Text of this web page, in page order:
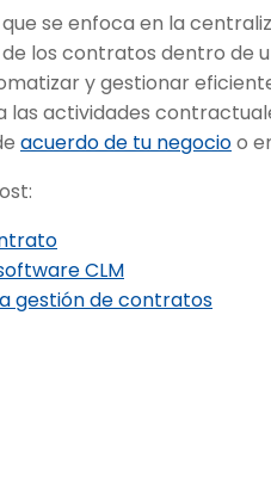
se enfoca en la
los contratos dentro de
y gestionar
actividades
acuerdo de tu negocioo
CLM
gestión de contratos